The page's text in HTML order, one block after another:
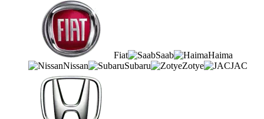
Fiat Saab
Haima
Nissan
Subaru Zotye JAC